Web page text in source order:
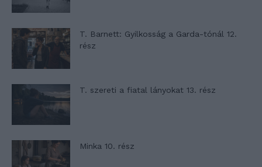
T. Barnett: Gyilkosság a Garda-tónál 12.
rész
T. szereti a fiatal lányokat 13. rész
Minka 10. rész